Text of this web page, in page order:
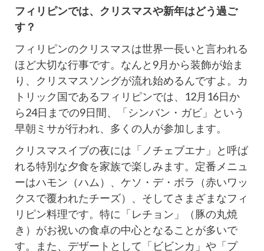
フィリピンでは、クリスマスや新年はどう過ご
す？
フィリピンのクリスマスは世界一長いと言われる
ほど大切な行事です。なんと9月から装飾が始ま
り、クリスマスソングが流れ始めるんですよ。カ
トリック国であるフィリピンでは、12月16日か
ら24日までの9日間、「シンバン・ガビ」という
早朝ミサが行われ、多くの人が参加します。
クリスマスイブの夜には「ノチェブエナ」と呼ば
れる特別な夕食を家族で楽しみます。定番メニュ
ーはハモン（ハム）、ケソ・デ・ボラ（赤いワッ
クスで覆われたチーズ）、そしてさまざまなフィ
リピン料理です。特に「レチョン」（豚の丸焼
き）がお祝いの食卓の中心となることが多いで
す。また、デザートとして「ビビンカ」や「プ